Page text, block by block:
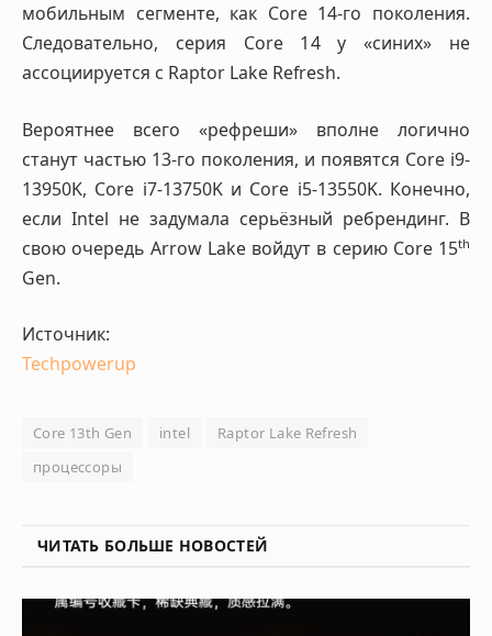
мобильным сегменте, как Core 14-го поколения.
Следовательно, серия Core 14 у «синих» не
ассоциируется с Raptor Lake Refresh.
Вероятнее всего «рефреши» вполне логично
станут частью 13-го поколения, и появятся Core i9-
13950K, Core i7-13750K и Core i5-13550K. Конечно,
если Intel не задумала серьёзный ребрендинг. В
свою очередь Arrow Lake войдут в серию Core 15th
Gen.
Источник:
Techpowerup
Core 13th Gen intel
Raptor Lake Refresh
процессоры
ЧИТАТЬ БОЛЬШЕ НОВОСТЕЙ